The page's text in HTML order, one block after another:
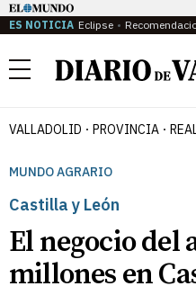
ES NOTICIA Eclipse
Menú
VALLADOLID PROVINCIA
MUNDO AGRARIO
Castilla y León
El negocio del
millones en